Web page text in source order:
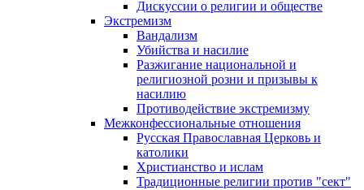
Дискуссии о религии и обществе
Экстремизм
Вандализм
Убийства и насилие
Разжигание национальной и
религиозной розни и призывы к
насилию
Противодействие экстремизму
Межконфессиональные отношения
Русская Православная Церковь и
католики
Христианство и ислам
Традиционные религии против "сект"